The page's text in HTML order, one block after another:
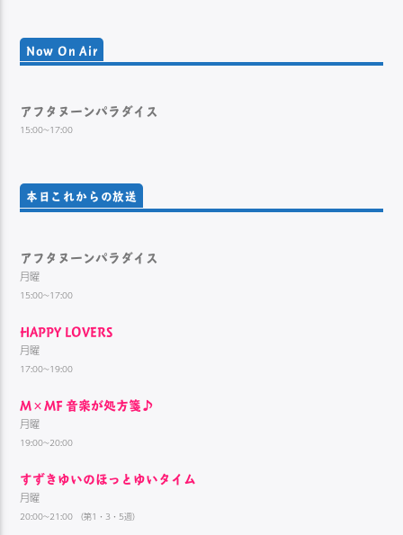
Now On Air
アフタヌーンパラダイス
15:00~17:00
本日これからの放送
アフタヌーンパラダイス
月曜
15:00~17:00
HAPPY LOVERS
月曜
17:00~19:00
M×MF 音楽が処方箋♪
月曜
19:00~20:00
すずきゆいのほっとゆいタイム
月曜
20:00~21:00 （第1・3・5週）